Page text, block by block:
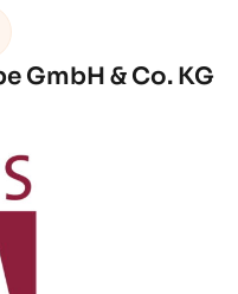
GmbH & Co. KG